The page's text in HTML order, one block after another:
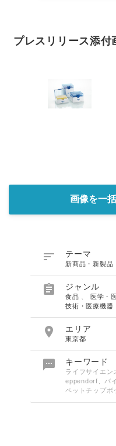
プレスリリース添付
画像を一
 テーマ
新商品・新製品
 ジャンル
食品 医学・
技術・医療機器
 エリア
東京都
 キーワード
ライフサイエン
eppendorf、バ
ペットチップボ